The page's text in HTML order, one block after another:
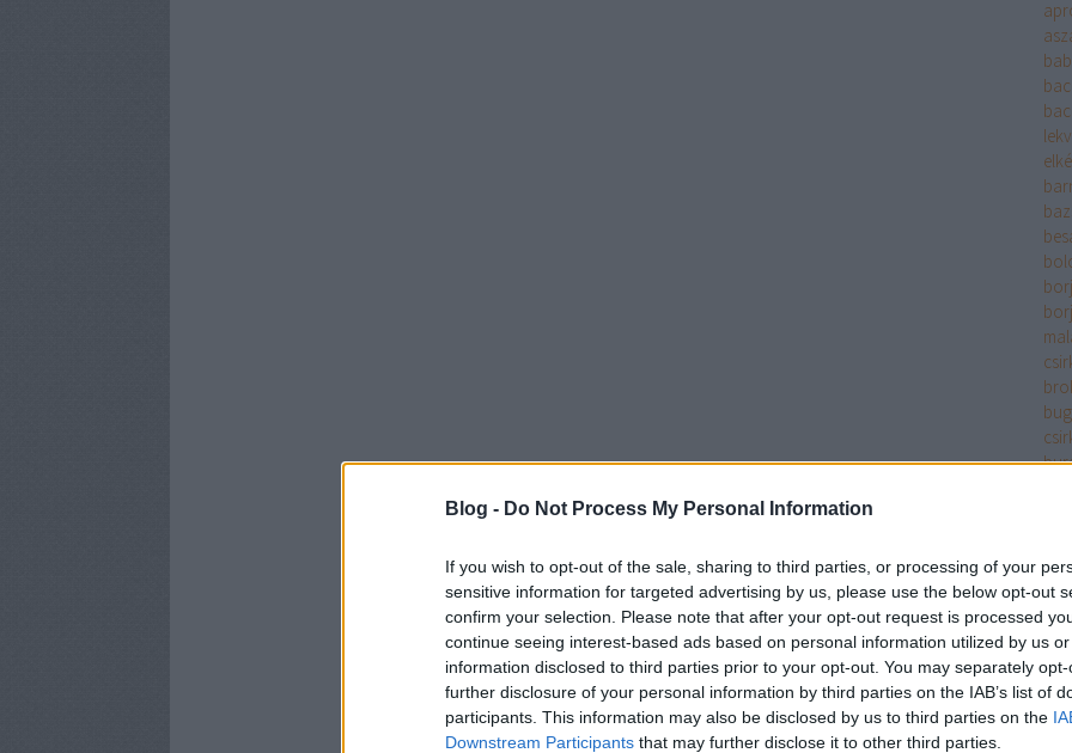
Blog - Do Not Process My Personal Information
If you wish to opt-out of the sale, sharing to third parties, or processing of your
sensitive information for targeted advertising by us, please use the below opt-out
confirm your selection. Please note that after your opt-out request is processed
continue seeing interest-based ads based on personal information utilized by us
information disclosed to third parties prior to your opt-out. You may separately
further disclosure of your personal information by third parties on the IAB’s list of
participants. This information may also be disclosed by us to third parties on the
Downstream Participants that may further disclose it to other third parties.
filé